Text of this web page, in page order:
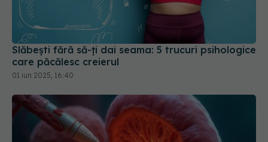
Slăbești fără să-ți dai seama: 5 trucuri psihologice
care păcălesc creierul
01 iun 2025, 16:40